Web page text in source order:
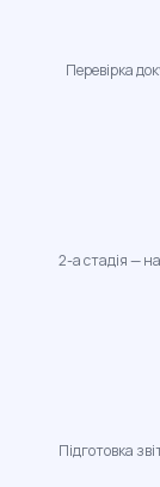
Перевірка
2-а стадія —
Підготовка